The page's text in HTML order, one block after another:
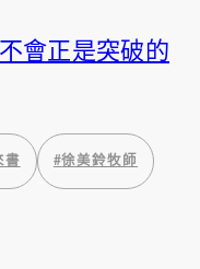
會正是突破的
書 #徐美鈴牧師